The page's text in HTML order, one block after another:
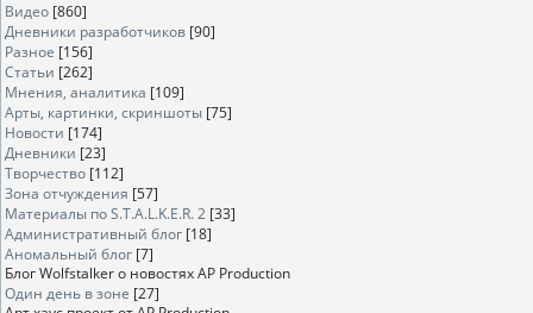
Видео [860]
Дневники разработчиков [90]
Разное [156]
Статьи [262]
Мнения, аналитика [109]
Арты, картинки, скриншоты [75]
Новости [174]
Дневники [23]
Творчество [112]
Зона отчуждения [57]
Материалы по S.T.A.L.K.E.R. 2 [33]
Административный блог [18]
Аномальный блог [7]
Блог Wolfstalker о новостях AP Production
Один день в зоне [27]